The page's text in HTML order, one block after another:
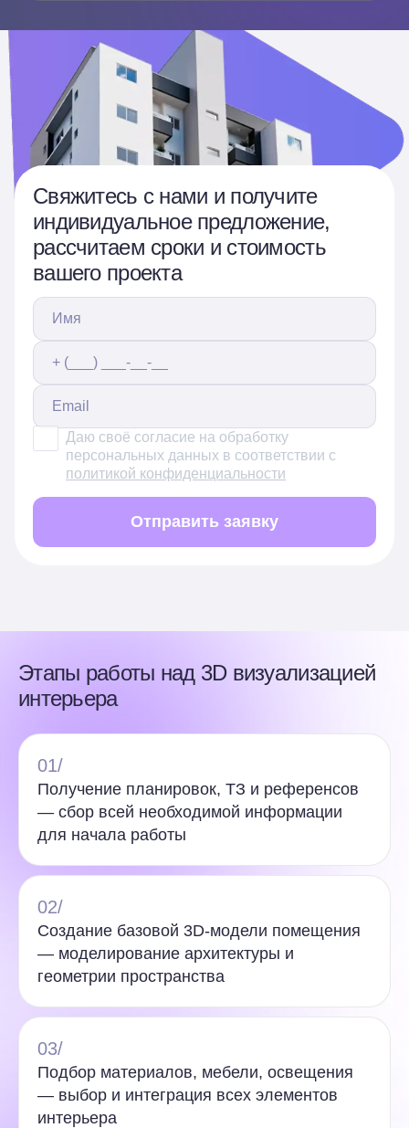
Свяжитесь с нами и получите
индивидуальное предложение,
рассчитаем сроки и стоимость
вашего проекта
Даю своё согласие на обработку
персональных данных в соответствии с
политикой конфиденциальности
Отправить заявку
Этапы работы над 3D визуализацией
интерьера
01/
Получение планировок, ТЗ и референсов
— сбор всей необходимой информации
для начала работы
02/
Создание базовой 3D-модели помещения
— моделирование архитектуры и
геометрии пространства
03/
Подбор материалов, мебели, освещения
— выбор и интеграция всех элементов
интерьера